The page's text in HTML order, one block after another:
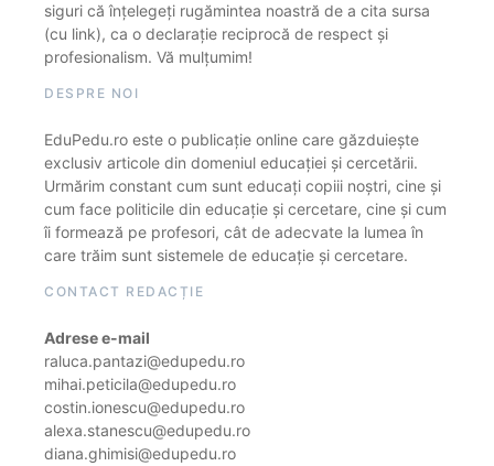
siguri că înțelegeți rugămintea noastră de a cita sursa
(cu link), ca o declarație reciprocă de respect și
profesionalism. Vă mulțumim!
DESPRE NOI
EduPedu.ro este o publicație online care găzduiește
exclusiv articole din domeniul educației și cercetării.
Urmărim constant cum sunt educați copiii noștri, cine și
cum face politicile din educație și cercetare, cine și cum
îi formează pe profesori, cât de adecvate la lumea în
care trăim sunt sistemele de educație și cercetare.
CONTACT REDACȚIE
Adrese e-mail
raluca.pantazi@edupedu.ro
mihai.peticila@edupedu.ro
costin.ionescu@edupedu.ro
alexa.stanescu@edupedu.ro
diana.ghimisi@edupedu.ro